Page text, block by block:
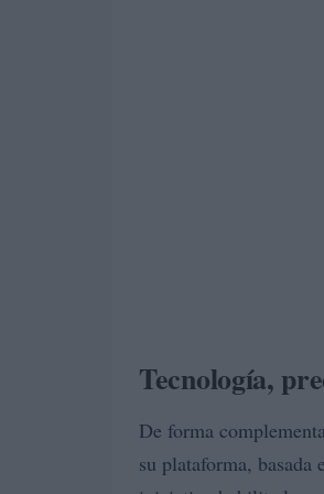
Tecnología,
De forma
su plataforma, basada